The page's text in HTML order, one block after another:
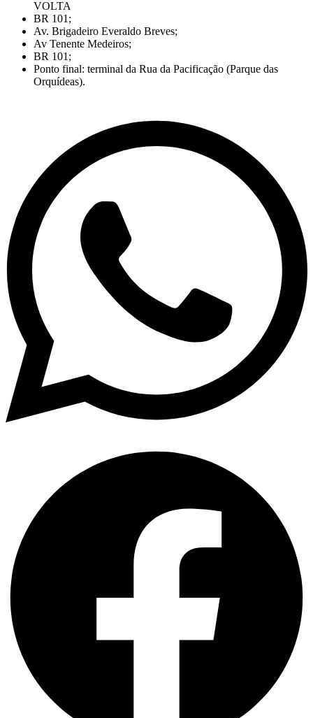
VOLTA
BR 101;
Av. Brigadeiro Everaldo Breves;
Av Tenente Medeiros;
BR 101;
Ponto final: terminal da Rua da Pacificação (Parque das
Orquídeas).